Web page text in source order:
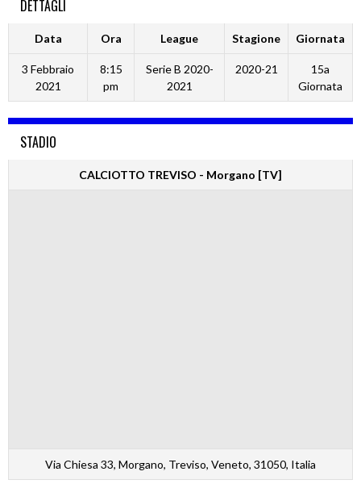
DETTAGLI
Data Ora League Stagione Giornata
3 Febbraio
2021
8:15
pm
Serie B 2020-
2021
2020-21
15a
Giornata
STADIO
CALCIOTTO TREVISO - Morgano [TV]
Via Chiesa 33, Morgano, Treviso, Veneto, 31050, Italia